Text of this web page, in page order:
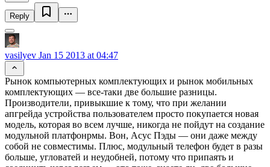
Reply
vasilyev Jan 15 2013 at 04:47
Рынок компьютерных комплектующих и рынок мобильных
комплектующих — все-таки две большие разницы.
Производители, привыкшие к тому, что при желании
апгрейда устройства пользователем просто покупается новая
модель, которая во всем лучше, никогда не пойдут на создание
модульной платфонрмы. Вон, Асус Пэды — они даже между
собой не совместимы. Плюс, модульный телефон будет в разы
больше, угловатей и неудобней, потому что припаять и